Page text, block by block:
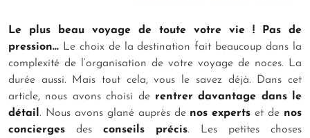
Le plus beau voyage de toute votre vie ! Pas de
pression… Le choix de la destination fait beaucoup dans la
complexité de l’organisation de votre voyage de noces. La
durée aussi. Mais tout cela, vous le savez déjà. Dans cet
article, nous avons choisi de rentrer davantage dans le
détail . Nous avons glané auprès de nos experts et de nos
concierges des conseils précis. Les petites choses